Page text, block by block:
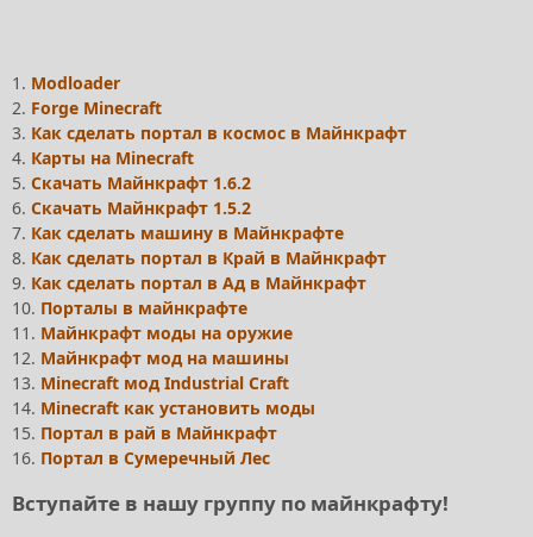
1. Modloader
2. Forge Minecraft
3. Как сделать портал в космос в Майнкрафт
4. Карты на Minecraft
5. Скачать Майнкрафт 1.6.2
6. Скачать Майнкрафт 1.5.2
7. Как сделать машину в Майнкрафте
8. Как сделать портал в Край в Майнкрафт
9. Как сделать портал в Ад в Майнкрафт
10. Порталы в майнкрафте
11. Майнкрафт моды на оружие
12. Майнкрафт мод на машины
13. Minecraft мод Industrial Craft
14. Minecraft как установить моды
15. Портал в рай в Майнкрафт
16. Портал в Сумеречный Лес
Вступайте в нашу группу по майнкрафту!